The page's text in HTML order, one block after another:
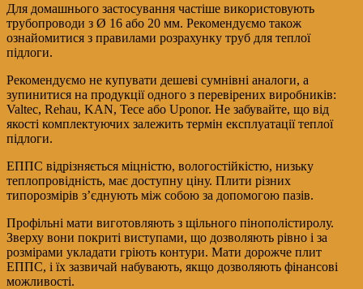
Для домашнього застосування частіше використовують
трубопроводи з Ø 16 або 20 мм. Рекомендуємо також
ознайомитися з правилами розрахунку труб для теплої
підлоги.
Рекомендуємо не купувати дешеві сумнівні аналоги, а
зупинитися на продукції одного з перевірених виробників:
Valtec, Rehau, KAN, Tece або Uponor. Не забувайте, що від
якості комплектуючих залежить термін експлуатації теплої
підлоги.
ЕППС відрізняється міцністю, вологостійкістю, низьку
теплопровідність, має доступну ціну. Плити різних
типорозмірів з’єднують між собою за допомогою пазів.
Профільні мати виготовляють з щільного пінополістиролу.
Зверху вони покриті виступами, що дозволяють рівно і за
розмірами укладати гріють контури. Мати дорожче плит
ЕППС, і їх зазвичай набувають, якщо дозволяють фінансові
можливості.